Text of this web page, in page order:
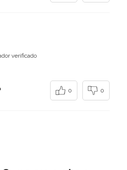
verificado
0 0